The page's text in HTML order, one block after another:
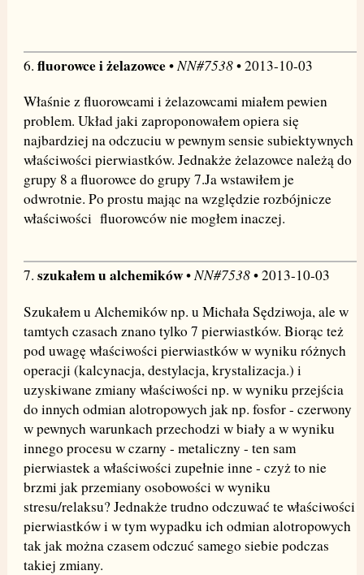
6. fluorowce i żelazowce•NN#7538• 2013-10-03
Właśnie z fluorowcami i żelazowcami miałem pewien
problem. Układ jaki zaproponowałem opiera się
najbardziej na odczuciu w pewnym sensie subiektywnych
właściwości pierwiastków. Jednakże żelazowce należą do
grupy 8 a fluorowce do grupy 7.Ja wstawiłem je
odwrotnie. Po prostu mając na względzie rozbójnicze
właściwości fluorowców nie mogłem inaczej.
7. szukałem u alchemików•NN#7538• 2013-10-03
Szukałem u Alchemików np. u Michała Sędziwoja, ale w
tamtych czasach znano tylko 7 pierwiastków. Biorąc też
pod uwagę właściwości pierwiastków w wyniku różnych
operacji (kalcynacja, destylacja, krystalizacja.) i
uzyskiwane zmiany właściwości np. w wyniku przejścia
do innych odmian alotropowych jak np. fosfor - czerwony
w pewnych warunkach przechodzi w biały a w wyniku
innego procesu w czarny - metaliczny - ten sam
pierwiastek a właściwości zupełnie inne - czyż to nie
brzmi jak przemiany osobowości w wyniku
stresu/relaksu? Jednakże trudno odczuwać te właściwości
pierwiastków i w tym wypadku ich odmian alotropowych
tak jak można czasem odczuć samego siebie podczas
takiej zmiany.